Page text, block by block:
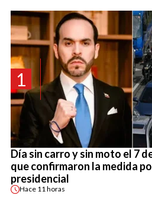
1
Día sin carro y sin moto el 7
que confirmaron la medida
presidencial
Hace 11 horas